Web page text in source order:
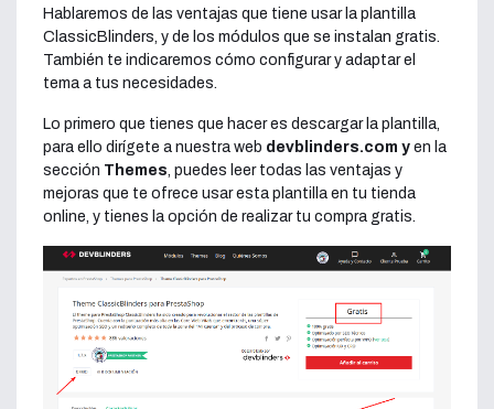
Hablaremos de las ventajas que tiene usar la plantilla
ClassicBlinders, y de los módulos que se instalan gratis.
También te indicaremos cómo configurar y adaptar el
tema a tus necesidades.
Lo primero que tienes que hacer es descargar la plantilla,
para ello dirígete a nuestra web devblinders.com y en la
sección Themes, puedes leer todas las ventajas y
mejoras que te ofrece usar esta plantilla en tu tienda
online, y tienes la opción de realizar tu compra gratis.